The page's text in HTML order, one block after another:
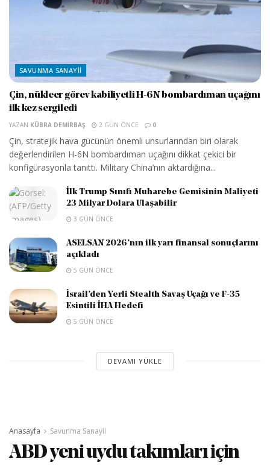
SAVUNMA SANAYII
Çin, nükleer görev kabiliyetli H-6N bombardıman uçağını
ilk kez sergiledi
YAZAN KÜBRA DEMIRBAŞ 2 GÜN ÖNCE 0
Çin, stratejik hava gücünün önemli unsurlarından biri olarak
değerlendirilen H-6N bombardıman uçağını dikkat çekici bir
konfigürasyonla tanıttı. Military China’nın aktardığına...
İlk Trump Sınıfı Muharebe Gemisinin Maliyeti
23 Milyar Dolara Ulaşabilir
3 GÜN ÖNCE
ASELSAN 2026’nın ilk yarı finansal sonuçlarını
açıkladı
5 GÜN ÖNCE
İsrail’den Yerli Stealth Savaş Uçağı ve F-35
Esintili İHA Hedefi
5 GÜN ÖNCE
DEVAMI YÜKLE
Anasayfa Savunma Sanayii
ABD yeni uydu takımları için